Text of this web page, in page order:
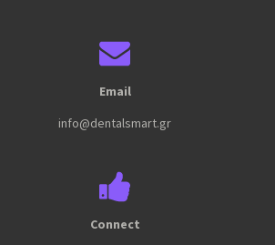
Email
info@dentalsmart.gr
Connect